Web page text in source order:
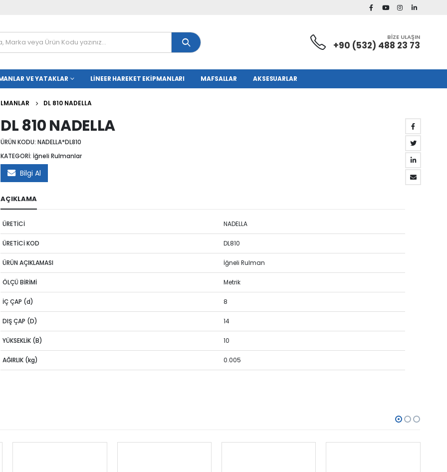
BİZE ULAŞIN
+90 (532) 488 23 73
VE YATAKLAR LINEER HAREKET EKIPMANLARI MAFSALLAR AKSESUARLAR
DL 810 NADELLA
DL 810 NADELLA
ÜRÜN KODU:NADELLA*DL810
KATEGORİ: İğneli Rulmanlar
Bilgi Al
AÇIKLAMA
ÜRETİCİ NADELLA
ÜRETİCİ KOD DL810
ÜRÜN AÇIKLAMASI İğneli Rulman
ÖLÇÜ BİRİMİ Metrik
İÇ ÇAP (d) 8
DIŞ ÇAP (D) 14
YÜKSEKLİK (B) 10
AĞIRLIK (kg) 0.005